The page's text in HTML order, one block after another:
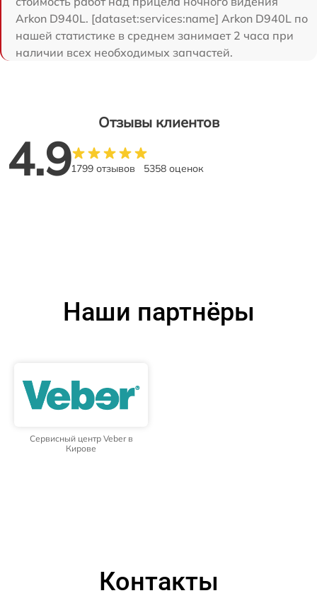
Arkon D940L. [dataset:services:name] Arkon D940L по
нашей статистике в среднем занимает 2 часа при
наличии всех необходимых запчастей.
Отзывы клиентов
4.91799 отзывов 5358 оценок
Наши партнёры
Сервисный центр Veber в
Кирове
Контакты